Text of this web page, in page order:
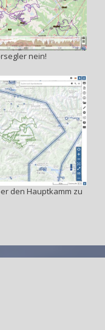
nein!
den Hauptkamm zu